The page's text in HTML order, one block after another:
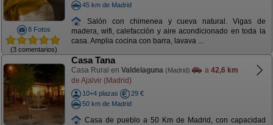
8 Fotos
(3 comentarios)
45 km de Madrid
Salón con chimenea y cueva natural. Vigas de
madera, wifi, calefacción y aire acondicionado en toda la
casa. Amplia cocina con barra, lavava ...
Casa Tana
Casa Rural en Valdelaguna (Madrid) a 42,6 km
de Ajalvir (Madrid)
10+4 plazas
29 €
50 km de Madrid
Casa de pueblo a 50 Km de Madrid, con capacidad